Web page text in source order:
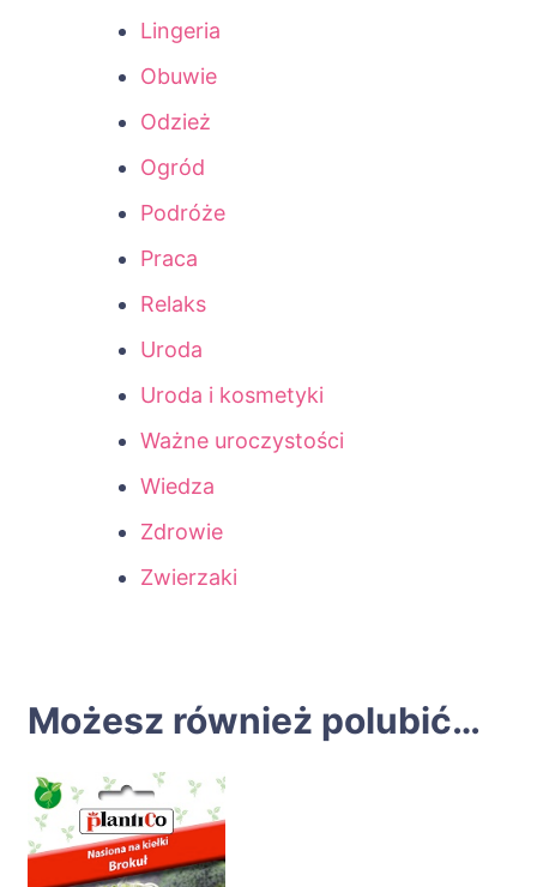
Lingeria
Obuwie
Odzież
Ogród
Podróże
Praca
Relaks
Uroda
Uroda i kosmetyki
Ważne uroczystości
Wiedza
Zdrowie
Zwierzaki
Możesz również polubić…